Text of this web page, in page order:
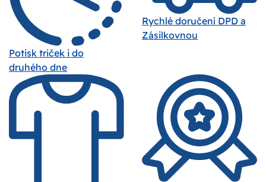
Potisk triček i do
druhého dne
Rychlé doručení DPD a
Zásilkovnou